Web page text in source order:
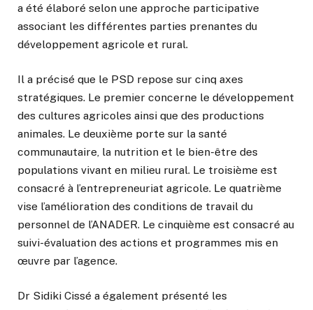
a été élaboré selon une approche participative
associant les différentes parties prenantes du
développement agricole et rural.
Il a précisé que le PSD repose sur cinq axes
stratégiques. Le premier concerne le développement
des cultures agricoles ainsi que des productions
animales. Le deuxième porte sur la santé
communautaire, la nutrition et le bien-être des
populations vivant en milieu rural. Le troisième est
consacré à l’entrepreneuriat agricole. Le quatrième
vise l’amélioration des conditions de travail du
personnel de l’ANADER. Le cinquième est consacré au
suivi-évaluation des actions et programmes mis en
œuvre par l’agence.
Dr Sidiki Cissé a également présenté les